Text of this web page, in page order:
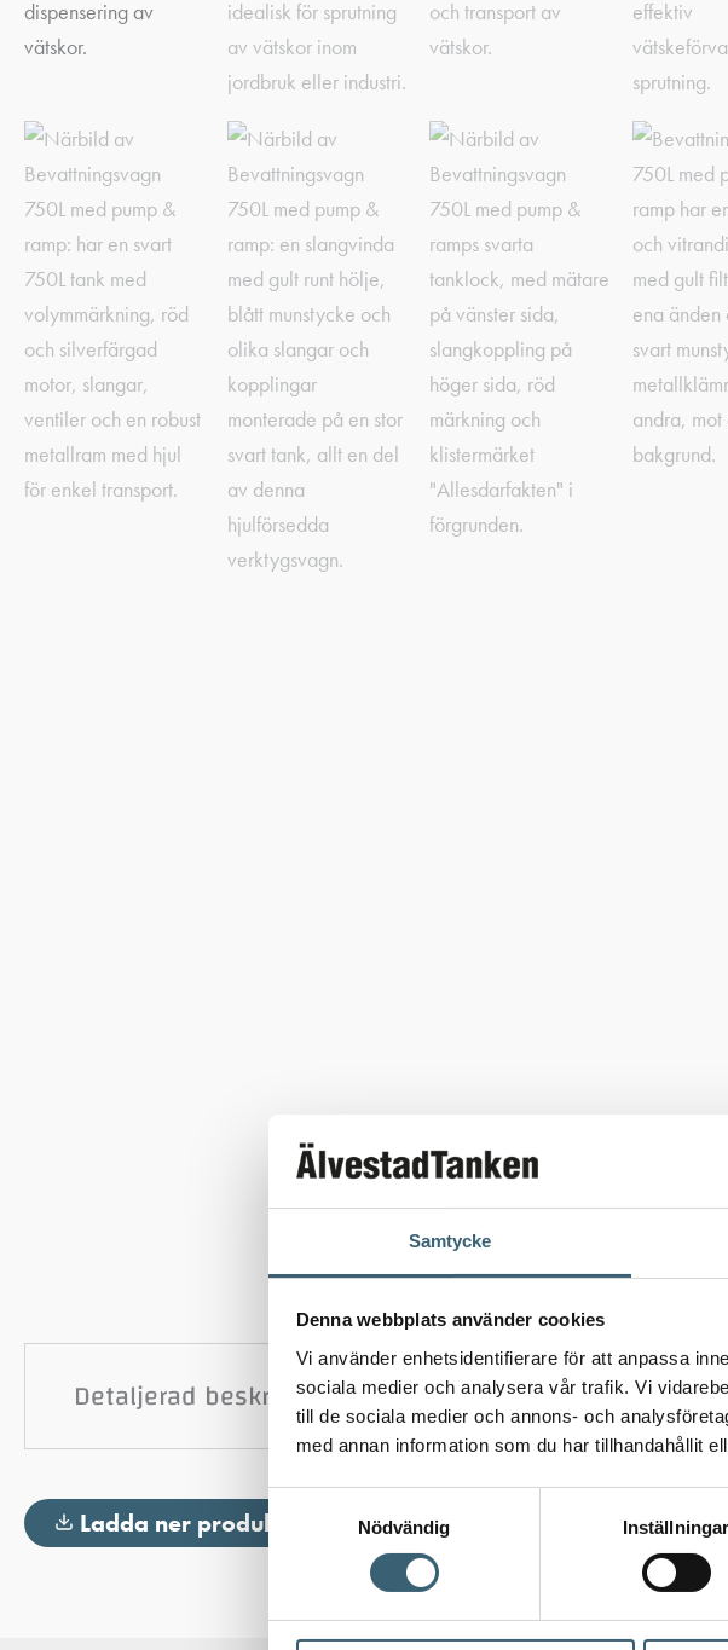
Samtycke
Denna webbplats använder cookies
Vi använder enhetsidentifierare för att anpassa
sociala medier och analysera vår trafik. Vi
till de sociala medier och annons- och
med annan information som du har tillhandahållit
Samtyckesval
Nödvändig
Inställningar
Detaljerad beskrivning
Ladda ner produktblad